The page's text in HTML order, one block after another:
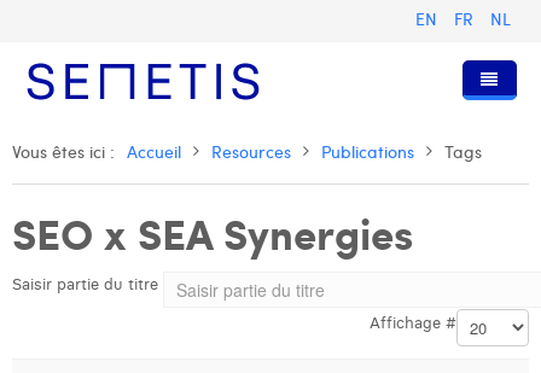
EN FR NL
Accueil
Services
Publicité Digitale
Digital Business Intelligence
Qui sommes-nous ?
Notre histoire
Ressources
Vous êtes ici : Accueil Resources Publications Tags
SEO x SEA Synergies
Saisir partie du titre
Affichage #